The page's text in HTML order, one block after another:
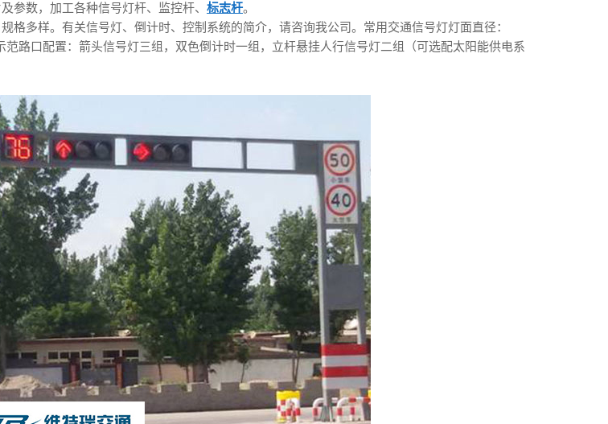
参数，加工各种信号灯杆、监控杆、 标志杆。
格多样。有关信号灯、倒计时、控制系统的简介，请咨询我公司。常用交通信号灯灯面直径：
路口配置：箭头信号灯三组，双色倒计时一组，立杆悬挂人行信号灯二组（可选配太阳能供电系